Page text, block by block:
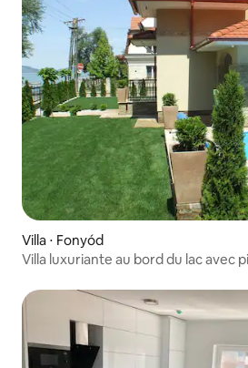
Villa ⋅ Fonyód
Villa luxuriante au bord du lac avec